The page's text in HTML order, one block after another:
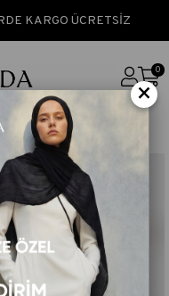
KARGO ÜCRETSİZ
0
EŞARP- SİYAH-KİREMİT
×